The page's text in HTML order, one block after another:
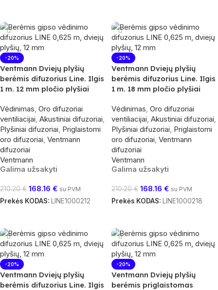
-20%
Ventmann Dviejų plyšių
berėmis difuzorius Line. Ilgis
1 m. 12 mm pločio plyšiai
Vėdinimas, Oro difuzoriai
ventiliacijai, Akustiniai difuzoriai,
Plyšiniai difuzoriai, Priglaistomi
oro difuzoriai, Ventmann
difuzoriai
Ventmann
Galima užsakyti
210.20€ 168.16 € su PVM
Prekės KODAS: LINE1000212
-20%
Ventmann Dviejų plyšių
berėmis difuzorius Line. Ilgis
1 m. 18 mm pločio plyšiai
Vėdinimas, Oro difuzoriai
ventiliacijai, Akustiniai difuzoriai,
Plyšiniai difuzoriai, Priglaistomi
oro difuzoriai, Ventmann
difuzoriai
Ventmann
Galima užsakyti
210.20€ 168.16 € su PVM
Prekės KODAS: LINE1000218
-20%
Ventmann Dviejų plyšių
berėmis difuzorius Line. Ilgis
-20%
Ventmann Dviejų plyšių
berėmis priglaistomas